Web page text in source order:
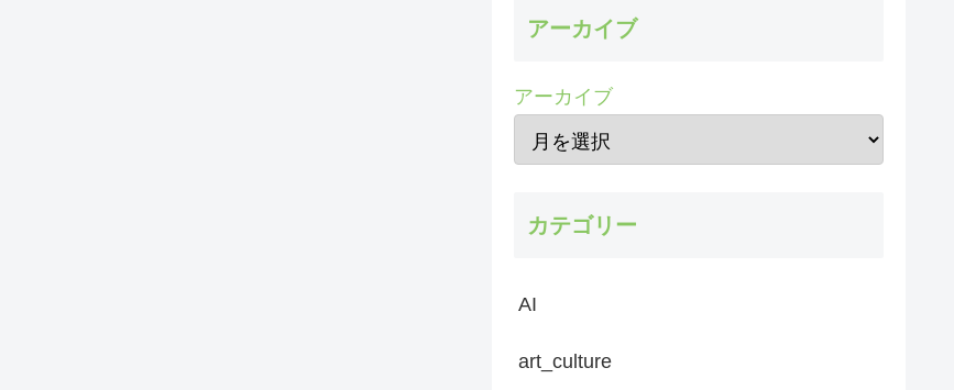
アーカイブ
アーカイブ
カテゴリー
AI
art_culture